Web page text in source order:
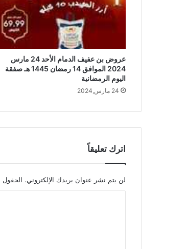
عروض بن عفيف الدمام الأحد 24 مارس
2024 الموافق 14 رمضان 1445 هـ صفقة
اليوم الرمضانية
24 مارس,2024
اترك تعليقاً
لن يتم نشر عنوان بريدك الإلكتروني. الحقول